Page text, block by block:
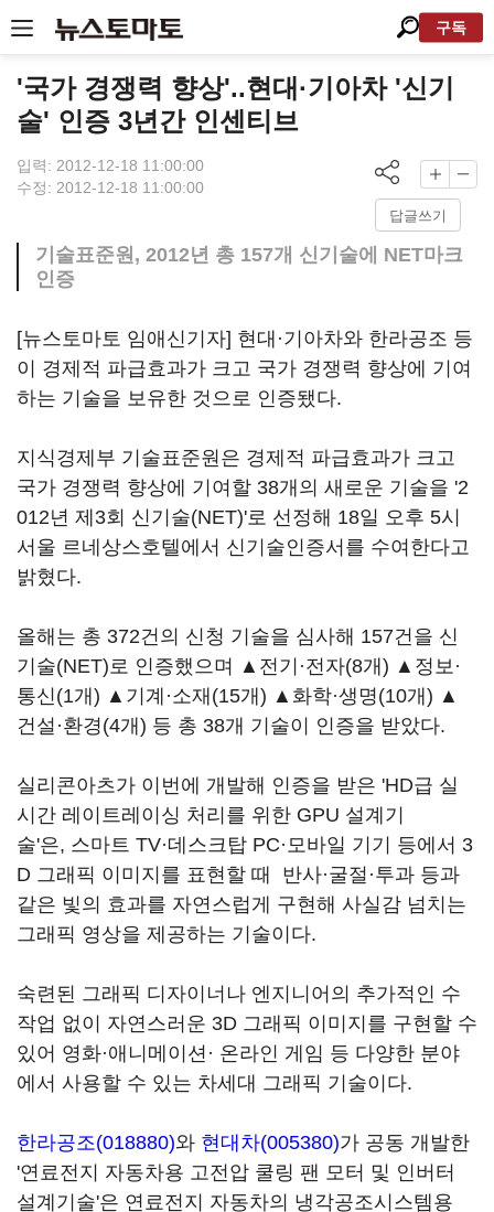
구독
'국가 경쟁력 향상'..현대·기아차 '신기
술' 인증 3년간 인센티브
입력: 2012-12-18 11:00:00
수정: 2012-12-18 11:00:00
답글쓰기
기술표준원, 2012년 총 157개 신기술에 NET마크
인증
[뉴스토마토 임애신기자] 현대·기아차와 한라공조 등
이 경제적 파급효과가 크고 국가 경쟁력 향상에 기여
하는 기술을 보유한 것으로 인증됐다.
지식경제부 기술표준원은 경제적 파급효과가 크고
국가 경쟁력 향상에 기여할 38개의 새로운 기술을 '2
012년 제3회 신기술(NET)'로 선정해 18일 오후 5시
서울 르네상스호텔에서 신기술인증서를 수여한다고
밝혔다.
올해는 총 372건의 신청 기술을 심사해 157건을 신
기술(NET)로 인증했으며 ▲전기·전자(8개) ▲정보·
통신(1개) ▲기계·소재(15개) ▲화학·생명(10개) ▲
건설·환경(4개) 등 총 38개 기술이 인증을 받았다.
실리콘아츠가 이번에 개발해 인증을 받은 'HD급 실
시간 레이트레이싱 처리를 위한 GPU 설계기
술'은, 스마트 TV·데스크탑 PC·모바일 기기 등에서 3
D 그래픽 이미지를 표현할 때 반사·굴절·투과 등과
같은 빛의 효과를 자연스럽게 구현해 사실감 넘치는
그래픽 영상을 제공하는 기술이다.
숙련된 그래픽 디자이너나 엔지니어의 추가적인 수
작업 없이 자연스러운 3D 그래픽 이미지를 구현할 수
있어 영화·애니메이션· 온라인 게임 등 다양한 분야
에서 사용할 수 있는 차세대 그래픽 기술이다.
한라공조(018880)와 현대차(005380)가 공동 개발한
'연료전지 자동차용 고전압 쿨링 팬 모터 및 인버터
설계기술'은 연료전지 자동차의 냉각공조시스템용